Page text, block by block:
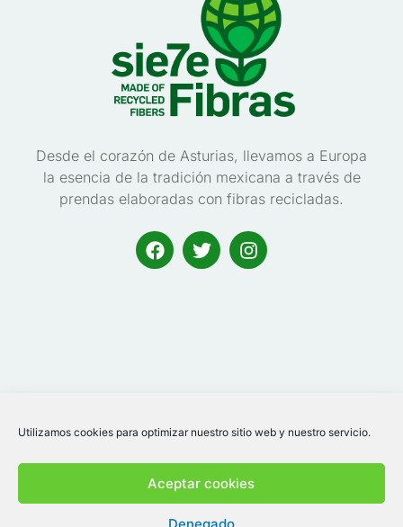
Utilizamos cookies para optimizar nuestro sitio web y nuestro servicio.
Aceptar cookies
Denegado
Desde el corazón de Asturias, llevamos a Europa
la esencia de la tradición mexicana a través de
prendas elaboradas con fibras recicladas.